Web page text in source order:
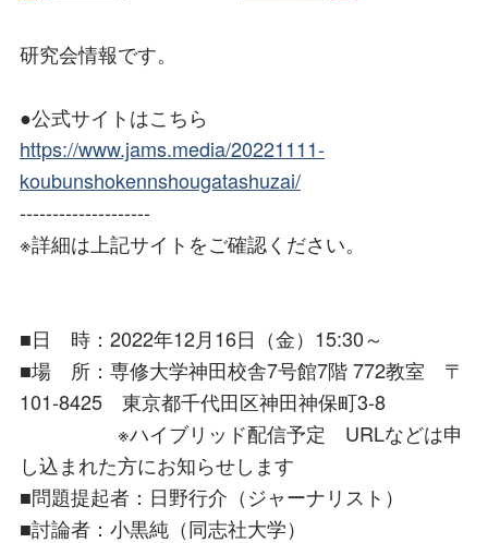
研究会情報です。
●公式サイトはこちら
https://www.jams.media/20221111-
koubunshokennshougatashuzai/
--------------------
※詳細は上記サイトをご確認ください。
■日 時：2022年12月16日（金）15:30～
■場 所：専修大学神田校舎7号館7階 772教室 〒
101-8425 東京都千代田区神田神保町3-8
※ハイブリッド配信予定 URLなどは申
し込まれた方にお知らせします
■問題提起者：日野行介（ジャーナリスト）
■討論者：小黒純（同志社大学）